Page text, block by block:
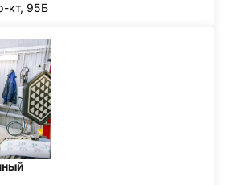
кт, 95Б